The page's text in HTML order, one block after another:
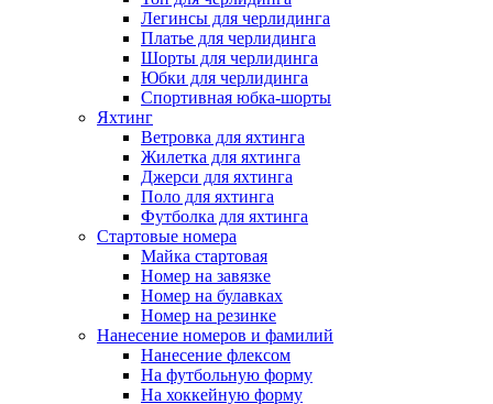
Легинсы для черлидинга
Платье для черлидинга
Шорты для черлидинга
Юбки для черлидинга
Спортивная юбка-шорты
Яхтинг
Ветровка для яхтинга
Жилетка для яхтинга
Джерси для яхтинга
Поло для яхтинга
Футболка для яхтинга
Стартовые номера
Майка стартовая
Номер на завязке
Номер на булавках
Номер на резинке
Нанесение номеров и фамилий
Нанесение флексом
На футбольную форму
На хоккейную форму